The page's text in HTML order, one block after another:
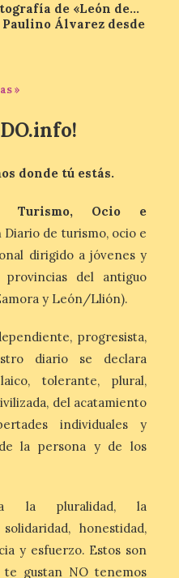
para
total
se
fenómeno
zamorana
el
y la
mejor
Contest
la mitad
de «León de…
Álvarez desde
»
donde tú estás.
Turismo, Ocio e
Diario de turismo, ocio e
dirigido a jóvenes y
del antiguo
y León/Llión).
progresista,
diario se declara
tolerante, plural,
del acatamiento
individuales y
la persona y de los
la pluralidad, la
honestidad,
y esfuerzo. Estos son
gustan NO tenemos